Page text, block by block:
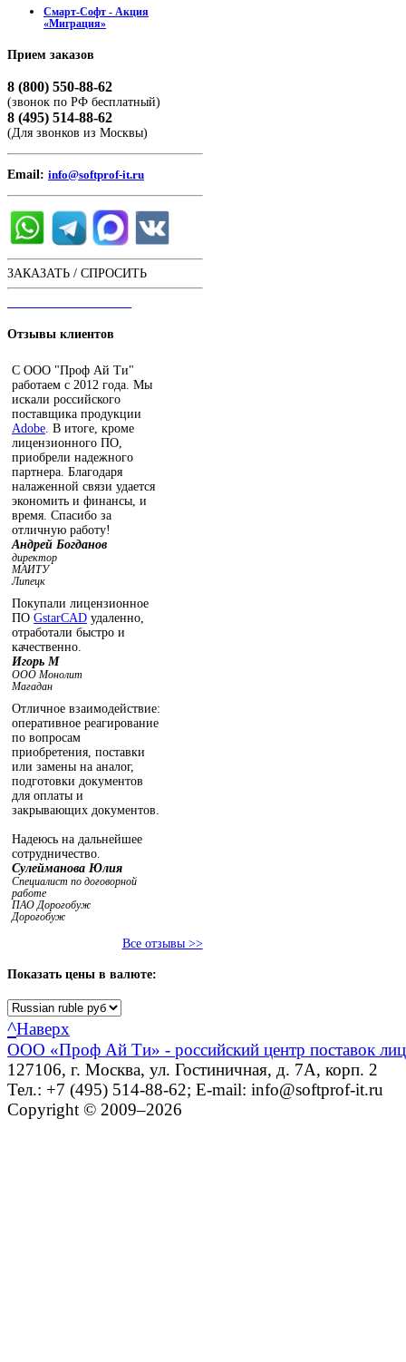
Смарт-Софт - Акция
«Миграция»
Прием заказов
8 (800) 550-88-62
(звонок по РФ бесплатный)
8 (495) 514-88-62
(Для звонков из Москвы)
Email: info@softprof-it.ru
ЗАКАЗАТЬ / СПРОСИТЬ
Отзывы клиентов
С ООО "Проф Ай Ти"
работаем с 2012 года. Мы
искали российского
поставщика продукции
Adobe . В итоге, кроме
лицензионного ПО,
приобрели надежного
партнера. Благодаря
налаженной связи удается
экономить и финансы, и
время. Спасибо за
отличную работу!
Андрей Богданов
директор
МАИТУ
Липецк
Покупали лицензионное
ПО GstarCAD удаленно,
отработали быстро и
качественно.
Игорь М
ООО Монолит
Магадан
Отличное взаимодействие:
оперативное реагирование
по вопросам
приобретения, поставки
или замены на аналог,
подготовки документов
для оплаты и
закрывающих документов.
Надеюсь на дальнейшее
сотрудничество.
Сулейманова Юлия
Специалист по договорной
работе
ПАО Дорогобуж
Дорогобуж
Все отзывы >>
Показать цены в валюте:
^Наверх
ООО «Проф Ай Ти» - российский центр поставок
127106, г. Москва, ул. Гостиничная, д. 7А, корп. 2
Тел.: +7 (495) 514-88-62; E-mail: info@softprof-it.ru
Copyright © 2009–2026